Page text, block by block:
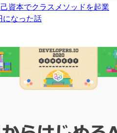
資本でクラスメソッドを起業
になった話